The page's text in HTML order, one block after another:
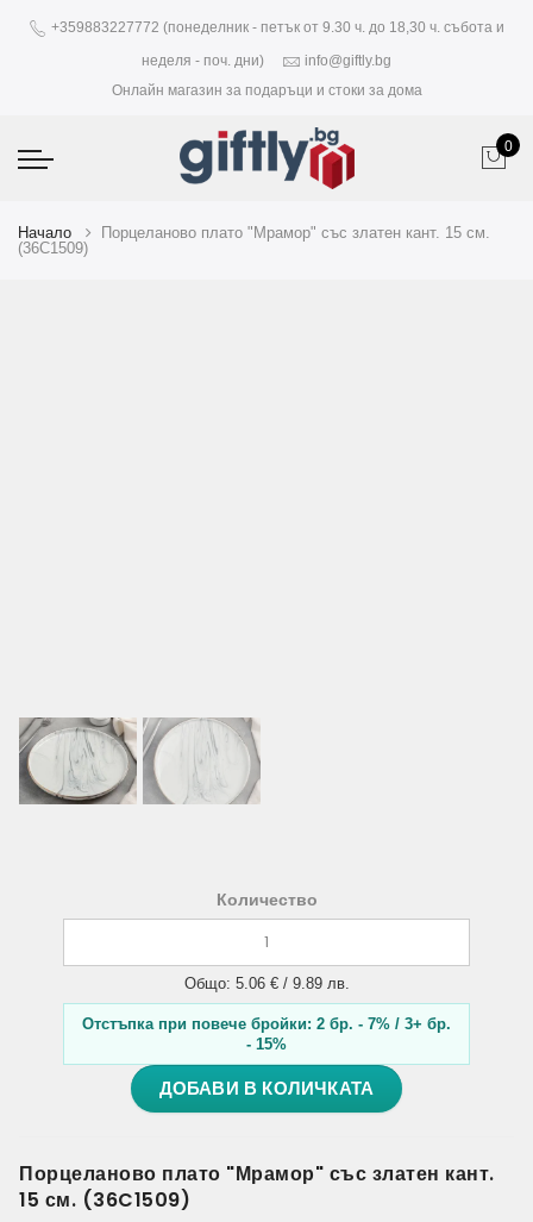
+359883227772 (понеделник - петък от 9.30 ч. до 18,30 ч. събота и
неделя - поч. дни)
info@giftly.bg
Онлайн магазин за подаръци и стоки за дома
0
Начало
Порцеланово плато "Мрамор" със златен кант. 15 см.
(36C1509)
Количество
Общо: 5.06 € / 9.89 лв.
Отстъпка при повече бройки: 2 бр. - 7% / 3+ бр.
- 15%
ДОБАВИ В КОЛИЧКАТА
Порцеланово плато "Мрамор" със златен кант.
15 см. (36C1509)